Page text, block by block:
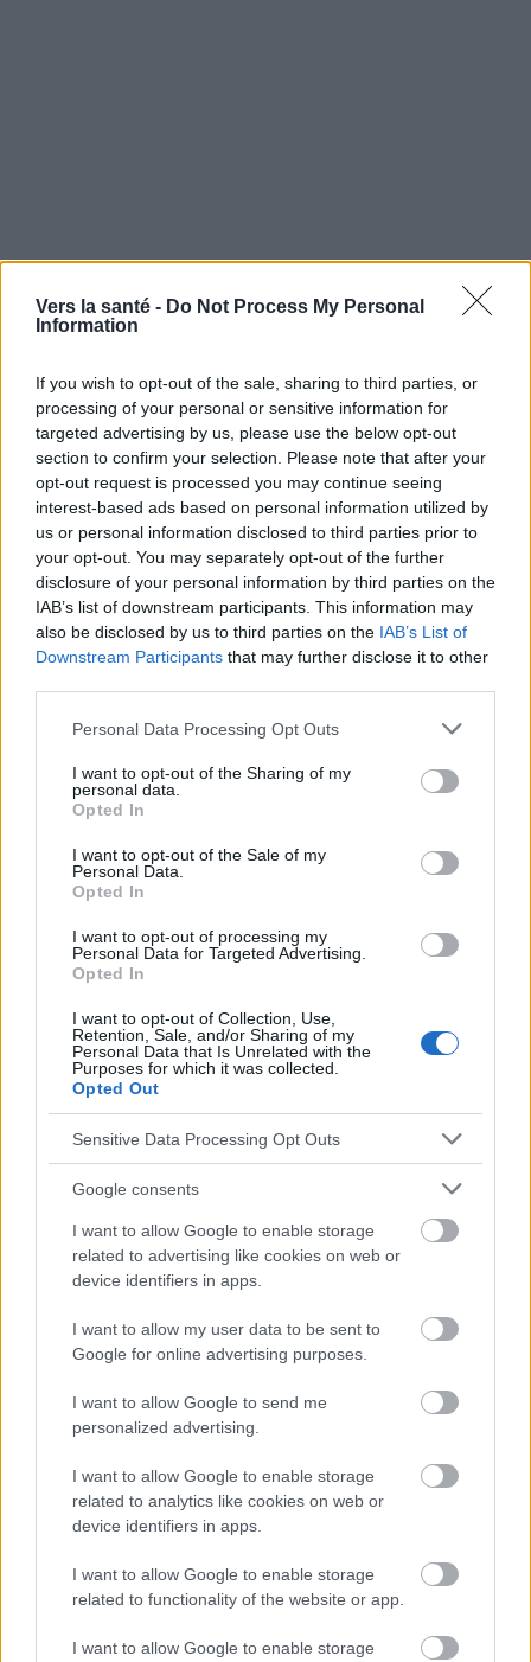
Vers la santé - Do Not Process My Personal
Information
If you wish to opt-out of the sale, sharing to third parties, or
processing of your personal or sensitive information for
targeted advertising by us, please use the below opt-out
section to confirm your selection. Please note that after your
opt-out request is processed you may continue seeing
interest-based ads based on personal information utilized by
us or personal information disclosed to third parties prior to
your opt-out. You may separately opt-out of the further
disclosure of your personal information by third parties on the
IAB’s list of downstream participants. This information may
also be disclosed by us to third parties on the IAB’s List of
Downstream Participants that may further disclose it to other
Please note that this website/app uses one or more Google
not limited to your visit or usage behaviour. You may click to
grant or deny consent to Google and its third-party tags to
use your data for below specified purposes in below Google
consent section.
Personal Data Processing Opt Outs
I want to opt-out of the Sharing of my
personal data.
Opted In
I want to opt-out of the Sale of my
Personal Data.
Opted In
I want to opt-out of processing my
Personal Data for Targeted Advertising.
Opted In
I want to opt-out of Collection, Use,
Retention, Sale, and/or Sharing of my
Personal Data that Is Unrelated with the
Purposes for which it was collected.
Opted Out
Sensitive Data Processing Opt Outs
Google consents
I want to allow Google to enable storage
related to advertising like cookies on web or
device identifiers in apps.
I want to allow my user data to be sent to
Google for online advertising purposes.
I want to allow Google to send me
personalized advertising.
I want to allow Google to enable storage
related to analytics like cookies on web or
device identifiers in apps.
I want to allow Google to enable storage
related to functionality of the website or app.
I want to allow Google to enable storage
NOUS RECOMMANDONS LES CONTENUS DE LA
CATÉGORIETRAITEMENT ET PRÉVENTION
Le recul des gencives est-il dangereux ?
‹ ›
Publicité: